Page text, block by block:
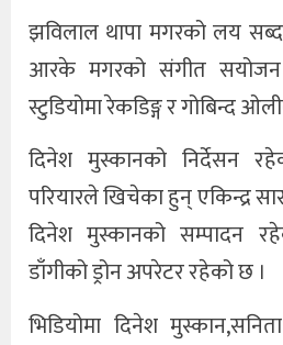
झविलाल थापा मगरको लय
आरके मगरको संगीत सयोजन
स्टुडियोमा रेकडिङ्ग र गोबिन्द
दिनेश मुस्कानको निर्देसन
परियारले खिचेका हुन् एकिन्द्र
दिनेश मुस्कानको सम्पादन
डाँगीको ड्रोन अपरेटर रहेको छ ।
भिडियोमा दिनेश